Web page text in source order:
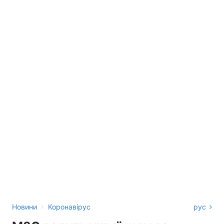
Новини › Коронавірус рус